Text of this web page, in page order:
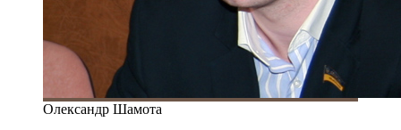
Олександр Шамота